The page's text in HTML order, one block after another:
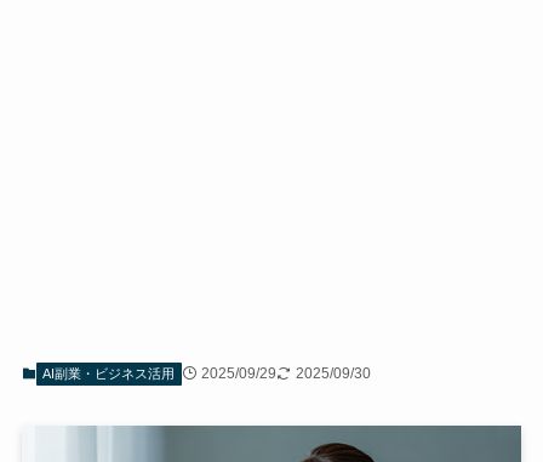
AI副業・ビジネス活用 2025/09/29 2025/09/30